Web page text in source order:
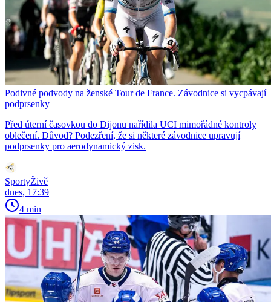
Podivné podvody na ženské Tour de France. Závodnice si vycpávají
podprsenky
Před úterní časovkou do Dijonu nařídila UCI mimořádné kontroly
oblečení. Důvod? Podezření, že si některé závodnice upravují
podprsenky pro aerodynamický zisk.
SportyŽivě
dnes, 17:39
4 min